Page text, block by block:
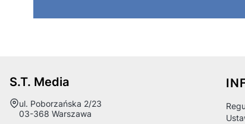
S.T. Media
Adres:
ul. Poborzańska 2/23
03-368 Warszawa